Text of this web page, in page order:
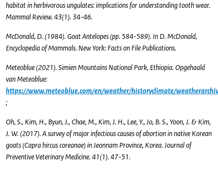
habitat in herbivorous ungulates: implications for understanding tooth wear.
Mammal Review. 43(1). 34-46.
McDonald, D. (1984). Goat Antelopes (pp. 584-589). In D. McDonald,
Encyclopedia of Mammals. New York: Facts on File Publications.
Meteoblue (2021). Simien Mountains National Park, Ethiopia. Opgehaald
van Meteoblue:
https://www.meteoblue.com/en/weather/historyclimate/
;
Oh, S., Kim, H., Byun, J., Chae, M., Kim, J. H., Lee, Y., Jo, B. S., Yoon, J. & Kim,
J. W. (2017). A survey of major infectious causes of abortion in native Korean
goats (Capra hircus coreanae) in Jeonnam Province, Korea. Journal of
Preventive Veterinary Medicine. 41(1). 47-51.